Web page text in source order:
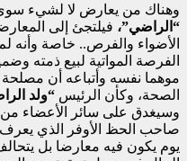
وهناك من يعارض لا لشيء
“الراضي”، فيلتجئ إلى
الأضواء والفرص.. خاصة وأنه
الفرصة المواتية لبيع ذمته
موهما نفسه وأتباعه أن
الصحة، وكأن الرئيس “ولد
وسيغدق على سائر الأعضاء من
صاحب الحظ الأوفر الذي
يوم يكون فيه معارضا بل